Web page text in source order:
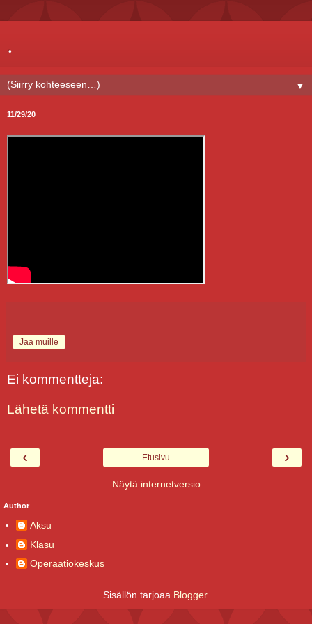
.
▼
11/29/20
Jaa muille
Ei kommentteja:
Lähetä kommentti
‹ ›
Etusivu
Näytä internetversio
Author
Aksu
Klasu
Operaatiokeskus
Sisällön tarjoaa Blogger.